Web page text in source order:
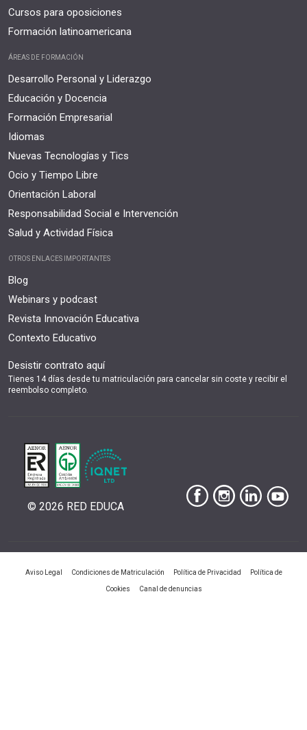
Cursos para oposiciones
Formación latinoamericana
ÁREAS DE FORMACIÓN
Desarrollo Personal y Liderazgo
Educación y Docencia
Formación Empresarial
Idiomas
Nuevas Tecnologías y Tics
Ocio y Tiempo Libre
Orientación Laboral
Responsabilidad Social e Intervención
Salud y Actividad Física
OTROS ENLACES IMPORTANTES
Blog
Webinars y podcast
Revista Innovación Educativa
Contexto Educativo
Desistir contrato aquí
Tienes 14 días desde tu matriculación para cancelar sin coste y recibir el
reembolso completo.
© 2026 RED EDUCA
Aviso Legal Condiciones de Matriculación Política de Privacidad Política de
Cookies Canal de denuncias